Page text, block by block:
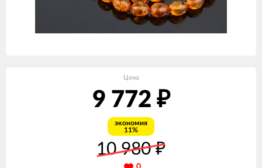
Цена
9 772 ₽
экономия
11%
10 980₽